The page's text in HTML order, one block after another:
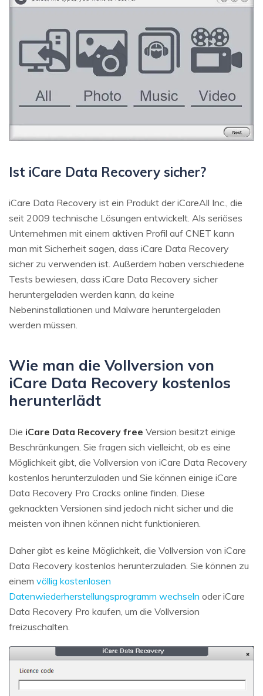
Ist iCare Data Recovery sicher?
iCare Data Recovery ist ein Produkt der iCareAll Inc., die
seit 2009 technische Lösungen entwickelt. Als seriöses
Unternehmen mit einem aktiven Profil auf CNET kann
man mit Sicherheit sagen, dass iCare Data Recovery
sicher zu verwenden ist. Außerdem haben verschiedene
Tests bewiesen, dass iCare Data Recovery sicher
heruntergeladen werden kann, da keine
Nebeninstallationen und Malware heruntergeladen
werden müssen.
Wie man die Vollversion von
iCare Data Recovery kostenlos
herunterlädt
Die iCare Data Recovery free Version besitzt einige
Beschränkungen. Sie fragen sich vielleicht, ob es eine
Möglichkeit gibt, die Vollversion von iCare Data Recovery
kostenlos herunterzuladen und Sie können einige iCare
Data Recovery Pro Cracks online finden. Diese
geknackten Versionen sind jedoch nicht sicher und die
meisten von ihnen können nicht funktionieren.
Daher gibt es keine Möglichkeit, die Vollversion von iCare
Data Recovery kostenlos herunterzuladen. Sie können zu
einem völlig kostenlosen
Datenwiederherstellungsprogramm wechseln oder iCare
Data Recovery Pro kaufen, um die Vollversion
freizuschalten.